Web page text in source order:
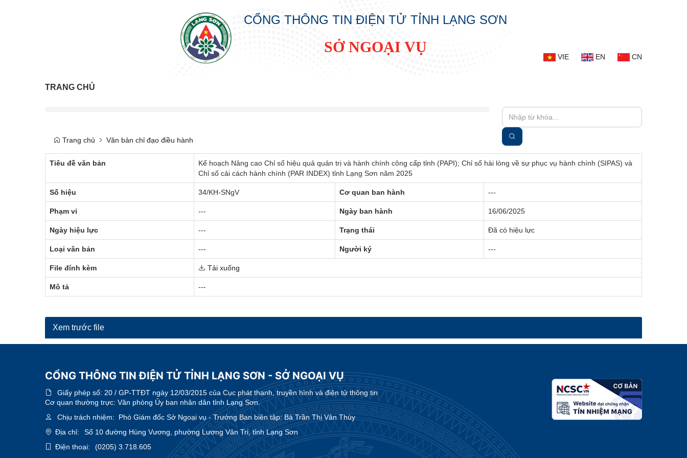
CỔNG THÔNG TIN ĐIỆN TỬ TỈNH LẠNG SƠN
SỞ NGOẠI VỤ
VIE EN CN
TRANG CHỦ
Trang chủ Văn bản chỉ đạo điều hành
Tiêu đề văn bản
Kế hoạch Nâng cao Chỉ số hiệu quả quản trị và hành chính công cấp tỉnh (PAPI); Chỉ số hài lòng về sự phục vụ hành chính (SIPAS) và
Chỉ số cải cách hành chính (PAR INDEX) tỉnh Lạng Sơn năm 2025
Số hiệu 34/KH-SNgV Cơ quan ban hành ---
Phạm vi --- Ngày ban hành 16/06/2025
Ngày hiệu lực --- Trạng thái Đã có hiệu lực
Loại văn bản --- Người ký ---
File đính kèm Tải xuống
Mô tả ---
Xem trước file
CỔNG THÔNG TIN ĐIỆN TỬ TỈNH LẠNG SƠN - SỞ NGOẠI VỤ
Giấy phép số: 20 / GP-TTĐT ngày 12/03/2015 của Cục phát thanh, truyền hình và điện tử thông tin
Cơ quan thường trực: Văn phòng Ủy ban nhân dân tỉnh Lạng Sơn.
Chịu trách nhiệm: Phó Giám đốc Sở Ngoại vụ - Trưởng Ban biên tập: Bà Trần Thị Vân Thùy
Địa chỉ:
Số 10 đường Hùng Vương, phường Lương Văn Tri, tỉnh Lạng Sơn
Điện thoại:
(0205) 3.718.605